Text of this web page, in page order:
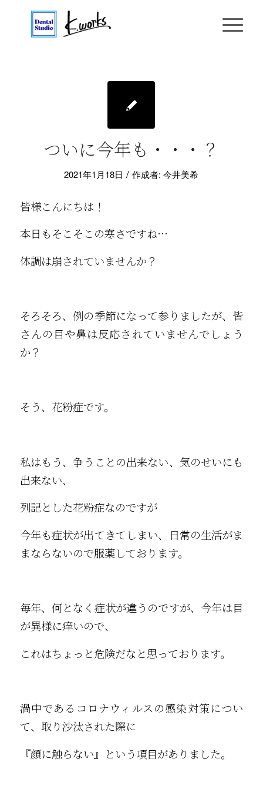
ついに今年も・・・？
2021年1月18日 / 作成者:今井美希
皆様こんにちは！
本日もそこそこの寒さですね…
体調は崩されていませんか？
そろそろ、例の季節になって参りましたが、皆
さんの目や鼻は反応されていませんでしょう
か？
そう、花粉症です。
私はもう、争うことの出来ない、気のせいにも
出来ない、
列記とした花粉症なのですが
今年も症状が出てきてしまい、日常の生活がま
まならないので服薬しております。
毎年、何となく症状が違うのですが、今年は目
が異様に痒いので、
これはちょっと危険だなと思っております。
渦中であるコロナウィルスの感染対策につい
て、取り沙汰された際に
『顔に触らない』という項目がありました。